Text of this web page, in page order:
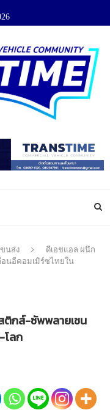
นส่ง
ดีเอชแอล ผนึก
อนอีคอมเมิร์ซไทยใน
ติกส์-ซัพพลายเชน
โลก